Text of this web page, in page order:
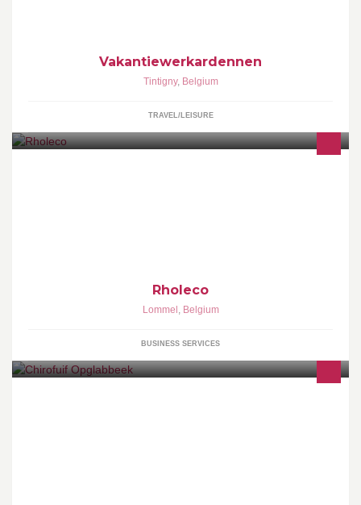
Vakantiewerkardennen
Tintigny, Belgium
TRAVEL/LEISURE
Rholeco
Lommel , Belgium
BUSINESS SERVICES